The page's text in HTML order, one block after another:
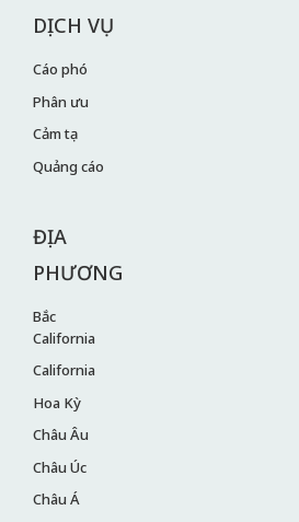
DỊCH VỤ
Cáo phó
Phân ưu
Cảm tạ
Quảng cáo
ĐỊA
PHƯƠNG
Bắc
California
California
Hoa Kỳ
Châu Âu
Châu Úc
Châu Á